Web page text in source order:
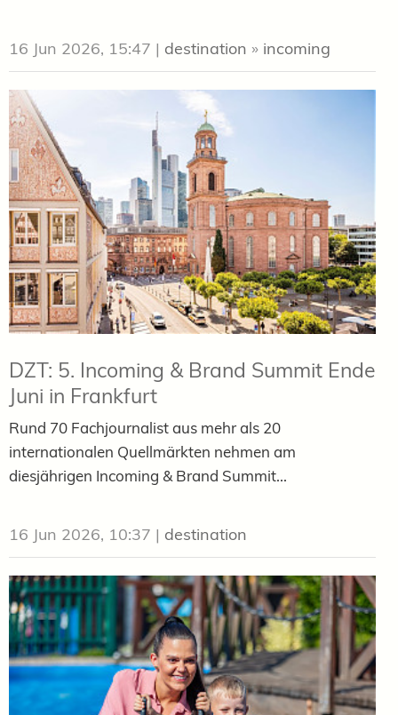
16 Jun 2026, 15:47 | destination » incoming
DZT: 5. Incoming & Brand Summit Ende
Juni in Frankfurt
Rund 70 Fachjournalist aus mehr als 20
internationalen Quellmärkten nehmen am
diesjährigen Incoming & Brand Summit...
16 Jun 2026, 10:37 | destination